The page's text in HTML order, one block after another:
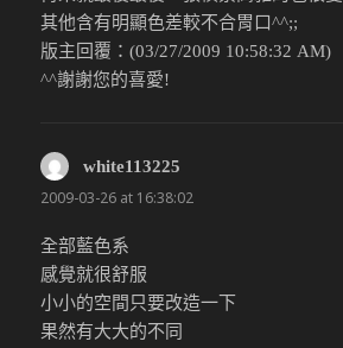
其他含有明顯色差較不合胃口^^;;
版主回覆：(03/27/2009 10:58:32 AM)
^^謝謝您的喜愛!
white113225
2009-03-26 at 16:38:02
全部藍色系
感覺就很舒服
小小的空間只要改造一下
果然有大大的不同